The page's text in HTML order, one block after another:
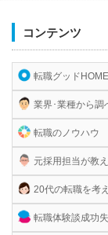
コンテンツ
転職グッドHOME
業界･業種から調
転職のノウハウ
元採用担当が教
20代の転職を考
転職体験談成功